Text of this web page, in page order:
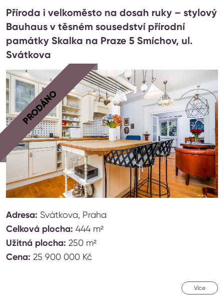
Příroda i velkoměsto na dosah ruky – stylový
Bauhaus v těsném sousedství přírodní
památky Skalka na Praze 5 Smíchov, ul.
Svátkova
PRODÁNO
Adresa: Svátkova, Praha
Celková plocha: 444 m²
Užitná plocha: 250 m²
Cena: 25 900 000 Kč
Více